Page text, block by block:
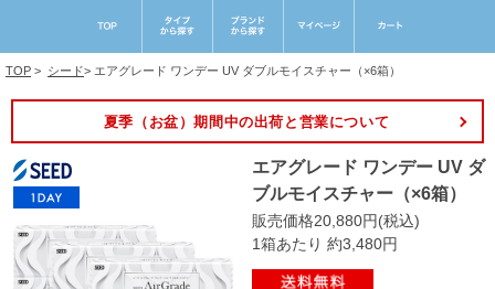
TOP > シード> エアグレード ワンデー UV ダブルモイスチャー（×6箱）
夏季（お盆）期間中の出荷と営業について
エアグレード ワンデー UV ダ
ブルモイスチャー（×6箱）
販売価格20,880円(税込)
1箱あたり 約3,480円